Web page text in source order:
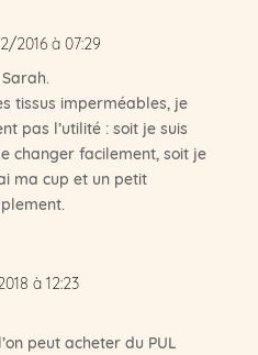
2016 à 07:29
tissus imperméables, je
pas l’utilité : soit je suis
changer facilement, soit je
ma cup et un petit
à 12:23
peut acheter du PUL